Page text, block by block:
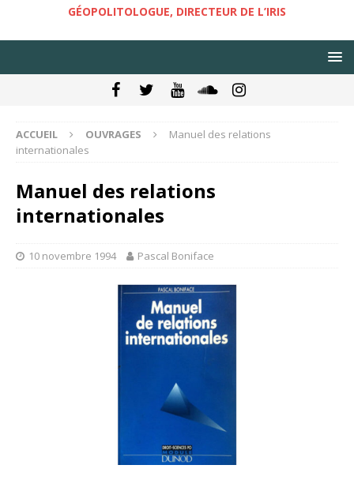
GÉOPOLITOLOGUE, DIRECTEUR DE L’IRIS
ACCUEIL OUVRAGES
Manuel des relations
internationales
Manuel des relations
internationales
10 novembre 1994 Pascal Boniface